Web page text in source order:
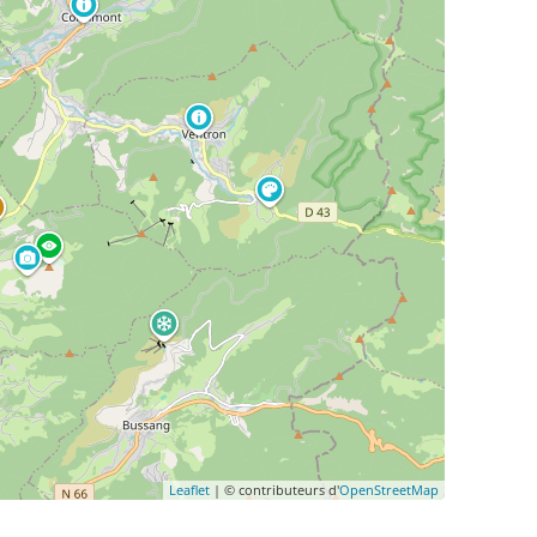
Leaflet | © contributeurs d'OpenStreetMap